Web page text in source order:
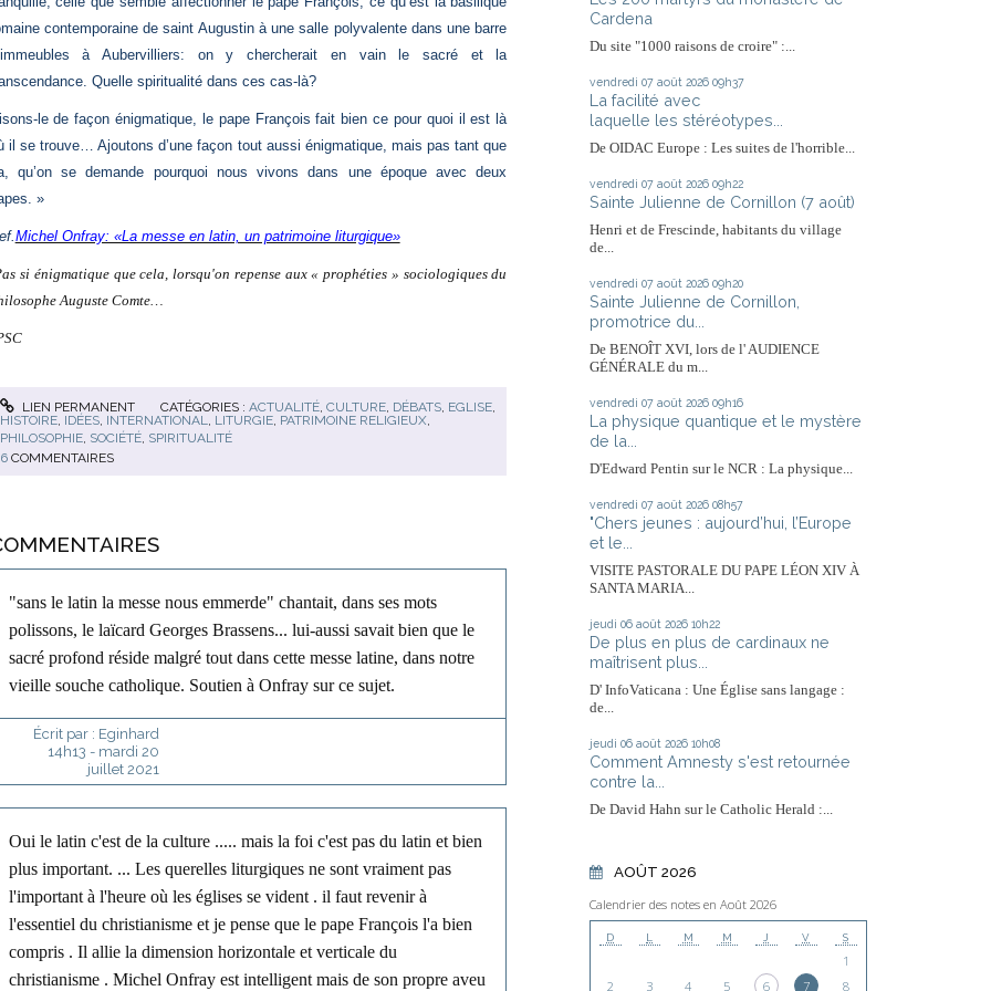
contemporaine de saint Augustin à une salle polyvalente dans une barre
à Aubervilliers: on y chercherait en vain le sacré et la
Quelle spiritualité dans ces cas-là?
le de façon énigmatique, le pape François fait bien ce pour quoi il est là
il se trouve… Ajoutons d’une façon tout aussi énigmatique, mais pas tant que
qu’on se demande pourquoi nous vivons dans une époque avec deux
»
Michel Onfray: «La messe en latin, un patrimoine liturgique»
si énigmatique que cela, lorsqu'on repense aux « prophéties » sociologiques du
Auguste Comte…
LIEN PERMANENT CATÉGORIES :ACTUALITÉ ,CULTURE DÉBATS EGLISE
HISTOIRE, IDÉES, INTERNATIONAL LITURGIE, PATRIMOINE RELIGIEUX,
PHILOSOPHIE, SOCIÉTÉ, SPIRITUALITÉ
6 COMMENTAIRES
"sans le latin la messe nous emmerde" chantait, dans ses mots
polissons, le laïcard Georges Brassens... lui-aussi savait bien que le
sacré profond réside malgré tout dans cette messe latine, dans notre
vieille souche catholique. Soutien à Onfray sur ce sujet.
Écrit par : Eginhard
14h13 - mardi 20
juillet 2021
Oui le latin c'est de la culture ..... mais la foi c'est pas du latin et bien
plus important. ... Les querelles liturgiques ne sont vraiment pas
l'important à l'heure où les églises se vident . il faut revenir à
l'essentiel du christianisme et je pense que le pape François l'a bien
compris . Il allie la dimension horizontale et verticale du
christianisme . Michel Onfray est intelligent mais de son propre aveu
Cardena
Du site "1000 raisons de croire" :...
vendredi 07 août 2026 09h37
La facilité avec
laquelle les stéréotypes...
De OIDAC Europe : Les suites de l'horrible...
vendredi 07 août 2026 09h22
Sainte Julienne de Cornillon (7 août)
Henri et de Frescinde, habitants du village
de...
vendredi 07 août 2026 09h20
Sainte Julienne de Cornillon,
promotrice du...
De BENOÎT XVI, lors de l' AUDIENCE
GÉNÉRALE du m...
vendredi 07 août 2026 09h16
La physique quantique et le mystère
de la...
D'Edward Pentin sur le NCR : La physique...
vendredi 07 août 2026 08h57
"Chers jeunes : aujourd’hui, l’Europe
et le...
VISITE PASTORALE DU PAPE LÉON XIV À
SANTA MARIA...
jeudi 06 août 2026 10h22
De plus en plus de cardinaux ne
maîtrisent plus...
D' InfoVaticana : Une Église sans langage :
de...
jeudi 06 août 2026 10h08
Comment Amnesty s'est retournée
contre la...
De David Hahn sur le Catholic Herald :...
AOÛT 2026
Calendrier des notes en Août 2026
D L M M J V S
1
2
3 4 5 6 7 8